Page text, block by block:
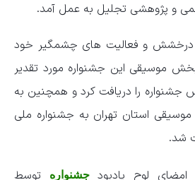
و پژوهشی تجلیل به عمل آمد.
و فعالیت های چشمگیر خود
موسیقی این جشنواره مورد تقدیر
جشنواره را دریافت کرد و همچنین به
استان تهران به جشنواره ملی
شد.
امضای لوح یادبودجشنواره
توسط